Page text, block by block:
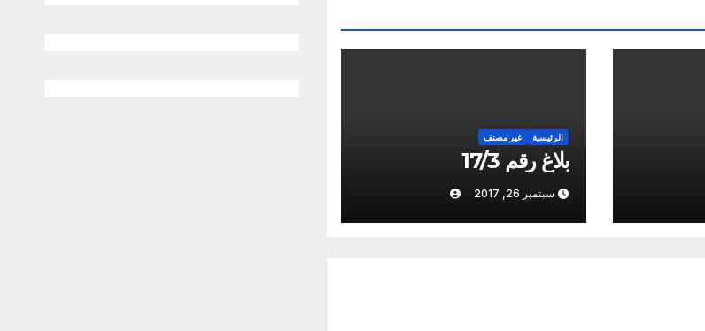
الرئيسية غير مصنف
بلاغ رقم 17/3
سبتمبر 26, 2017